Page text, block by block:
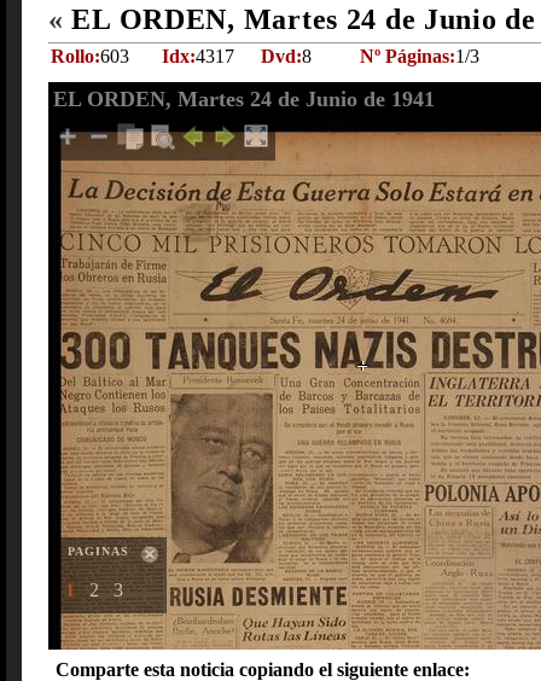
« EL ORDEN, Martes 24 de Junio
Rollo:603 Idx:4317 Dvd:8 Nº Páginas:1/3
EL ORDEN, Martes 24 de Junio de 1941
PAGINAS
1 2 3
Comparte esta noticia copiando el siguiente enlace: